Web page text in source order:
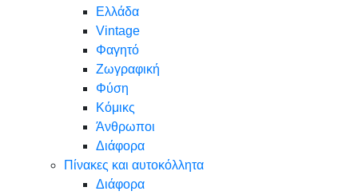
Ελλάδα
Vintage
Φαγητό
Ζωγραφική
Φύση
Κόμικς
Άνθρωποι
Διάφορα
Πίνακες και αυτοκόλλητα
Διάφορα